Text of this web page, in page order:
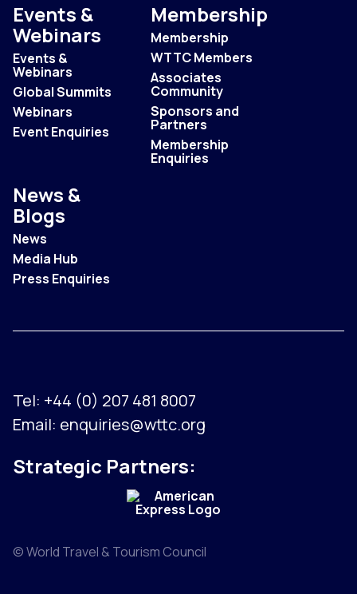
Events &
Webinars
Events &
Webinars
Global Summits
Webinars
Event Enquiries
Membership
Membership
WTTC Members
Associates
Community
Sponsors and
Partners
Membership
Enquiries
News &
Blogs
News
Media Hub
Press Enquiries
Tel: +44 (0) 207 481 8007
Email: enquiries@wttc.org
Strategic Partners:
© World Travel & Tourism Council